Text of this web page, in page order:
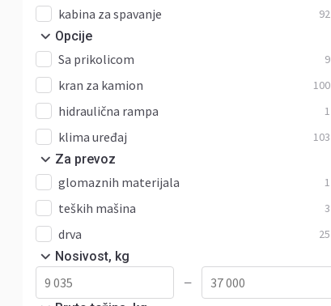
kabina za spavanje 92
Opcije
Sa prikolicom 9
kran za kamion 100
hidraulična rampa 1
klima uređaj 103
Za prevoz
glomaznih materijala 1
teških mašina 3
drva 25
Nosivost, kg
—